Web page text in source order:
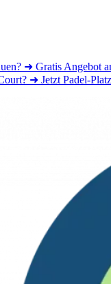
➜ Gratis Angebot
➜ Jetzt Padel-